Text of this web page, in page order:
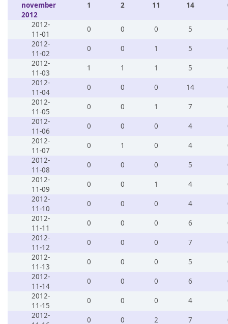
november
2012
1 2 11 14
2012-
11-01
0 0 0 5
2012-
11-02
0 0 1 5
2012-
11-03
1 1 1 5
2012-
11-04
0 0 0 14
2012-
11-05
0 0 1 7
2012-
11-06
0 0 0 4
2012-
11-07
0 1 0 4
2012-
11-08
0 0 0 5
2012-
11-09
0 0 1 4
2012-
11-10
0 0 0 4
2012-
11-11
0 0 0 6
2012-
11-12
0 0 0 7
2012-
11-13
0 0 0 5
2012-
11-14
0 0 0 6
2012-
11-15
0 0 0 4
2012-
0 0 2 7